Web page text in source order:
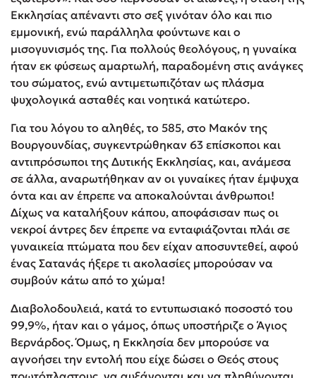
Εκκλησίας απέναντι στο σεξ γινόταν όλο και πιο
εμμονική, ενώ παράλληλα φούντωνε και ο
μισογυνισμός της. Για πολλούς θεολόγους, η γυναίκα
ήταν εκ φύσεως αμαρτωλή, παραδομένη στις ανάγκες
του σώματος, ενώ αντιμετωπιζόταν ως πλάσμα
ψυχολογικά ασταθές και νοητικά κατώτερο.
Για του λόγου το αληθές, το 585, στο Μακόν της
Βουργουνδίας, συγκεντρώθηκαν 63 επίσκοποι και
αντιπρόσωποι της Δυτικής Εκκλησίας, και, ανάμεσα
σε άλλα, αναρωτήθηκαν αν οι γυναίκες ήταν έμψυχα
όντα και αν έπρεπε να αποκαλούνται άνθρωποι!
Δίχως να καταλήξουν κάπου, αποφάσισαν πως οι
νεκροί άντρες δεν έπρεπε να ενταφιάζονται πλάι σε
γυναικεία πτώματα που δεν είχαν αποσυντεθεί, αφού
ένας Σατανάς ήξερε τι ακολασίες μπορούσαν να
συμβούν κάτω από το χώμα!
Διαβολοδουλειά, κατά το εντυπωσιακό ποσοστό του
99,9%, ήταν και ο γάμος, όπως υποστήριζε ο Άγιος
Βερνάρδος. Όμως, η Εκκλησία δεν μπορούσε να
αγνοήσει την εντολή που είχε δώσει ο Θεός στους